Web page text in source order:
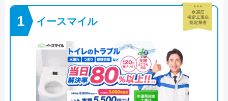
イースマイル